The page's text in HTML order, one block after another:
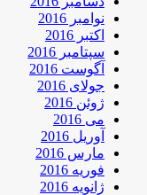
نوامبر 2016
اکتبر 2016
سپتامبر 2016
آگوست 2016
جولای 2016
ژوئن 2016
می 2016
آوریل 2016
مارس 2016
فوریه 2016
ژانویه 2016